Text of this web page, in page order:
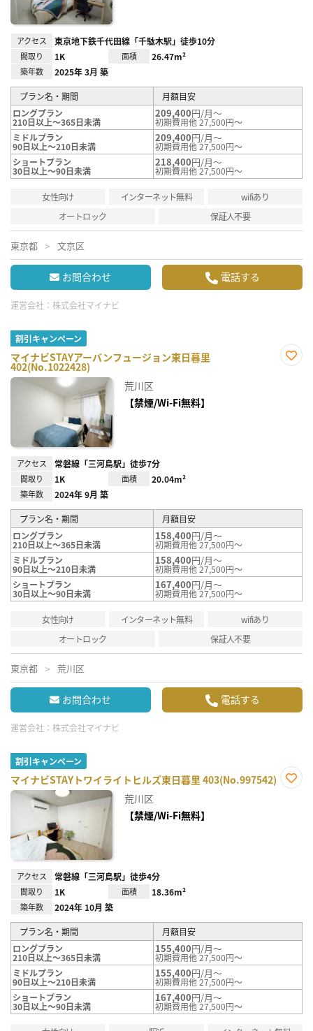
アクセス 東京地下鉄千代田線「千駄木駅」徒歩10分
間取り 1K 面積 26.47m²
築年数 2025年 3月 築
プラン名・期間
月額目安
ロングプラン
210日以上～365日未満
209,400円/月～
初期費用他 27,500円～
ミドルプラン
90日以上～210日未満
209,400円/月～
初期費用他 27,500円～
ショートプラン
30日以上～90日未満
218,400円/月～
初期費用他 27,500円～
女性向け インターネット無料
wifiあり
オートロック
保証人不要
東京都 文京区
お問合わせ 電話する
運営会社： 株式会社マイナビ
割引キャンペーン
マイナビSTAYアーバンフュージョン東日暮里
402(No.1022428)
荒川区
【禁煙/Wi-Fi無料】
アクセス 常磐線「三河島駅」徒歩7分
間取り 1K 面積 20.04m²
築年数 2024年 9月 築
プラン名・期間
月額目安
ロングプラン
210日以上～365日未満
158,400円/月～
初期費用他 27,500円～
ミドルプラン
90日以上～210日未満
158,400円/月～
初期費用他 27,500円～
ショートプラン
30日以上～90日未満
167,400円/月～
初期費用他 27,500円～
女性向け インターネット無料
wifiあり
オートロック
保証人不要
東京都 荒川区
お問合わせ 電話する
運営会社： 株式会社マイナビ
割引キャンペーン
マイナビSTAYトワイライトヒルズ東日暮里 403(No.997542)
荒川区
【禁煙/Wi-Fi無料】
アクセス 常磐線「三河島駅」徒歩4分
間取り 1K 面積 18.36m²
築年数 2024年 10月 築
プラン名・期間
月額目安
ロングプラン
210日以上～365日未満
155,400円/月～
初期費用他 27,500円～
ミドルプラン
90日以上～210日未満
155,400円/月～
初期費用他 27,500円～
ショートプラン
30日以上～90日未満
167,400円/月～
初期費用他 27,500円～